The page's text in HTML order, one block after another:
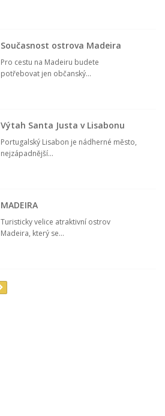
Současnost ostrova Madeira
Pro cestu na Madeiru budete
potřebovat jen občanský...
Výtah Santa Justa v Lisabonu
Portugalský Lisabon je nádherné město,
nejzápadnější...
MADEIRA
Turisticky velice atraktivní ostrov
Madeira, který se...